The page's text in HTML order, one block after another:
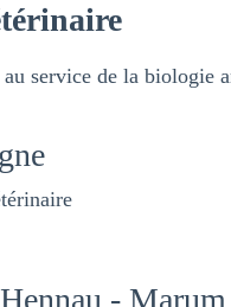
service de la biologie
- Marum